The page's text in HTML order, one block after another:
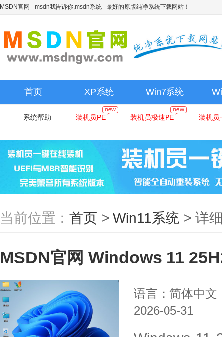
MSDN官网 - msdn我告诉你,msdn系统 - 最好的原版纯净系统下载网站！
首页 XP系统 Win7系统
系统帮助 装机员PE 装机员极速PE 装机员
当前位置： 首页 > Win11系统 > 详
MSDN官网 Windows 11
语言：简体中文
2026-05-31